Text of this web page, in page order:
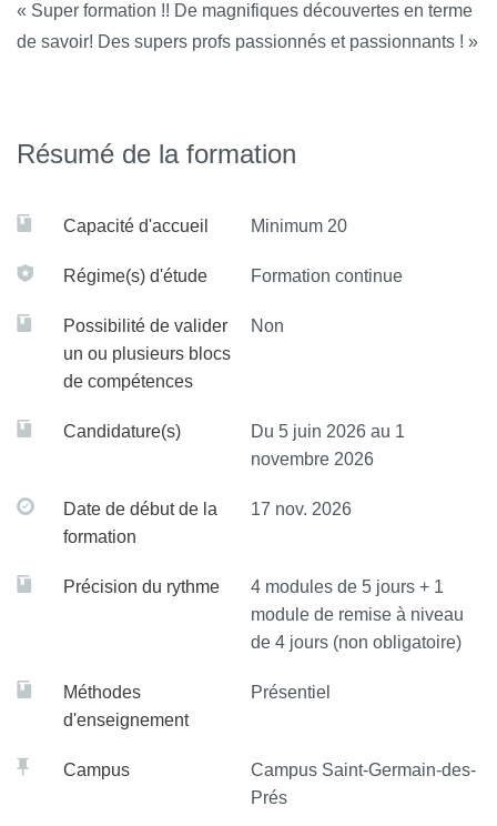
« Super formation !! De magnifiques découvertes en terme
de savoir! Des supers profs passionnés et passionnants ! »
Résumé de la formation
Capacité d'accueil Minimum 20
Régime(s) d'étude Formation continue
Possibilité de valider
un ou plusieurs blocs
de compétences
Non
Candidature(s)
Du 5 juin 2026 au 1
novembre 2026
Date de début de la
formation
17 nov. 2026
Précision du rythme
4 modules de 5 jours + 1
module de remise à niveau
de 4 jours (non obligatoire)
Méthodes
d'enseignement
Présentiel
Campus
Campus Saint-Germain-des-
Prés